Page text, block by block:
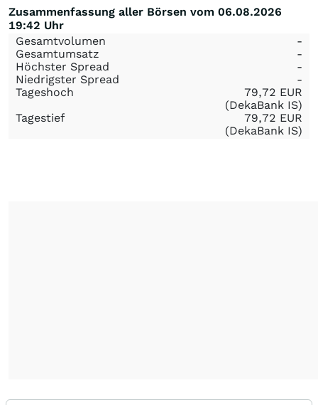
Zusammenfassung aller Börsen vom 06.08.2026
19:42 Uhr
Gesamtvolumen
-
Gesamtumsatz
-
Höchster Spread
-
Niedrigster Spread
-
Tageshoch
79,72 EUR
(DekaBank IS)
Tagestief
79,72 EUR
(DekaBank IS)